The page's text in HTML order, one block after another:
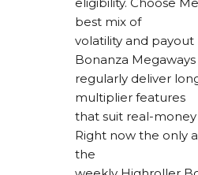
best mix of
volatility and
Bonanza
regularly deliver
multiplier features
that suit real-money
Right now the only
the